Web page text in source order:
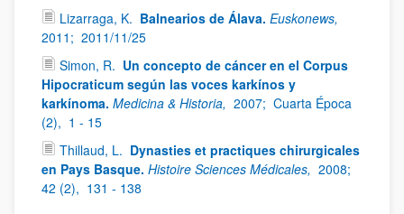
Lizarraga, K. Balnearios de Álava. Euskonews,
2011; 2011/11/25
Simon, R. Un concepto de cáncer en el Corpus
Hipocraticum según las voces karkínos y
karkínoma. Medicina & Historia, 2007; Cuarta Época
(2), 1 - 15
Thillaud, L. Dynasties et practiques chirurgicales
en Pays Basque. Histoire Sciences Médicales, 2008;
42 (2), 131 - 138